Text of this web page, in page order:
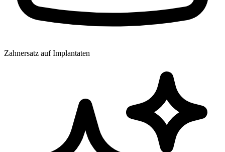
Zahnersatz auf Implantaten